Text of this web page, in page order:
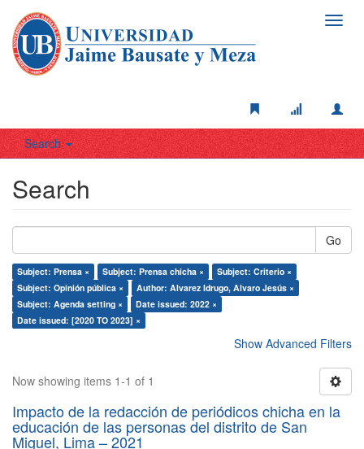
Search
Search
Go
Subject: Prensa × Subject: Prensa chicha ×
Subject: Criterio ×
Subject: Opinión pública ×
Author: Alvarez Idrugo, Alvaro Jesús ×
Subject: Agenda setting ×
Date issued: 2022 ×
Date issued: [2020 TO 2023] ×
Show Advanced Filters
Now showing items 1-1 of 1
Impacto de la redacción de periódicos chicha en la
educación de las personas del distrito de San
Miguel, Lima – 2021